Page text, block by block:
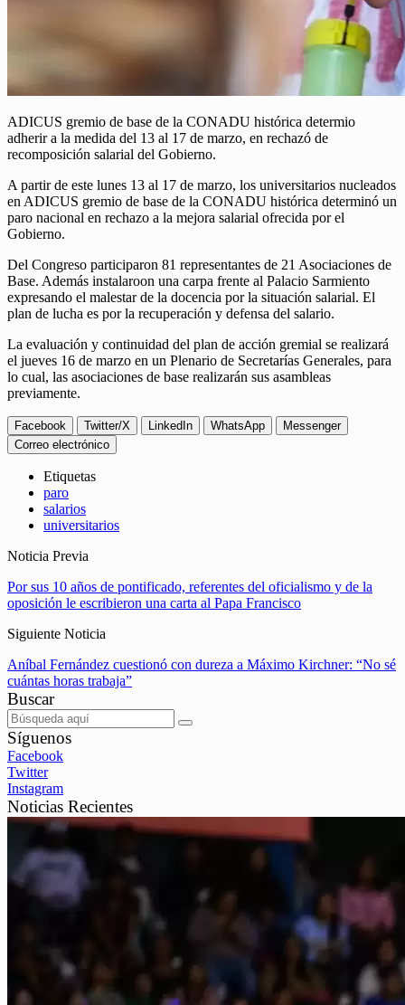
ADICUS gremio de base de la CONADU histórica determio
adherir a la medida del 13 al 17 de marzo, en rechazó de
recomposición salarial del Gobierno.
A partir de este lunes 13 al 17 de marzo, los universitarios nucleados
en ADICUS gremio de base de la CONADU histórica determinó un
paro nacional en rechazo a la mejora salarial ofrecida por el
Gobierno.
Del Congreso participaron 81 representantes de 21 Asociaciones de
Base. Además instalaroon una carpa frente al Palacio Sarmiento
expresando el malestar de la docencia por la situación salarial. El
plan de lucha es por la recuperación y defensa del salario.
La evaluación y continuidad del plan de acción gremial se realizará
el jueves 16 de marzo en un Plenario de Secretarías Generales, para
lo cual, las asociaciones de base realizarán sus asambleas
previamente.
Facebook Twitter/X LinkedIn WhatsApp
Messenger
Correo electrónico
Etiquetas
paro
salarios
universitarios
Noticia Previa
Por sus 10 años de pontificado, referentes del oficialismo y de la
oposición le escribieron una carta al Papa Francisco
Siguiente Noticia
Aníbal Fernández cuestionó con dureza a Máximo Kirchner: “No sé
cuántas horas trabaja”
Buscar
Síguenos
Facebook
Twitter
Instagram
Noticias Recientes